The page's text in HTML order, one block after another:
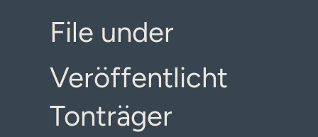
File under
Veröffentlicht
Tonträger